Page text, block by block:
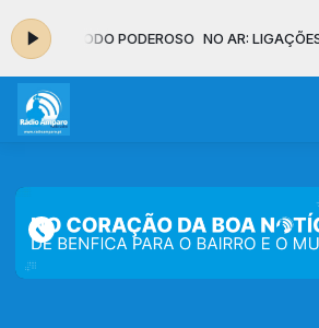
AO TODO PODEROSO NO AR: LIGAÇÕES